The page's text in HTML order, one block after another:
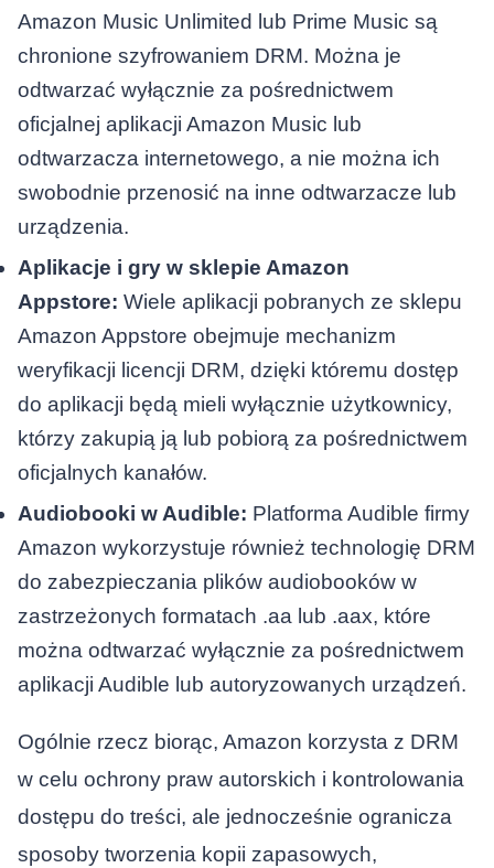
Amazon Music Unlimited lub Prime Music są
chronione szyfrowaniem DRM. Można je
odtwarzać wyłącznie za pośrednictwem
oficjalnej aplikacji Amazon Music lub
odtwarzacza internetowego, a nie można ich
swobodnie przenosić na inne odtwarzacze lub
urządzenia.
Aplikacje i gry w sklepie Amazon
Appstore: Wiele aplikacji pobranych ze sklepu
Amazon Appstore obejmuje mechanizm
weryfikacji licencji DRM, dzięki któremu dostęp
do aplikacji będą mieli wyłącznie użytkownicy,
którzy zakupią ją lub pobiorą za pośrednictwem
oficjalnych kanałów.
Audiobooki w Audible: Platforma Audible firmy
Amazon wykorzystuje również technologię DRM
do zabezpieczania plików audiobooków w
zastrzeżonych formatach .aa lub .aax, które
można odtwarzać wyłącznie za pośrednictwem
aplikacji Audible lub autoryzowanych urządzeń.
Ogólnie rzecz biorąc, Amazon korzysta z DRM
w celu ochrony praw autorskich i kontrolowania
dostępu do treści, ale jednocześnie ogranicza
sposoby tworzenia kopii zapasowych,